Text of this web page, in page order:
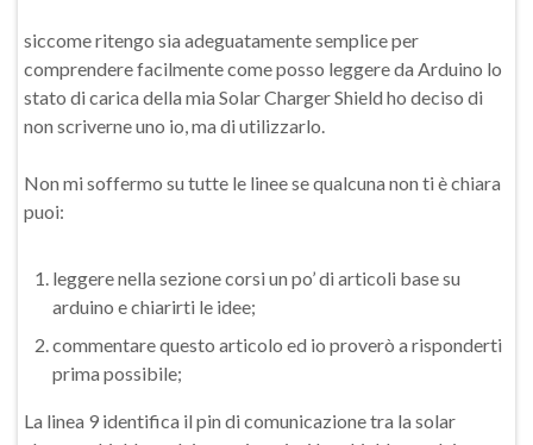
siccome ritengo sia adeguatamente semplice per
comprendere facilmente come posso leggere da Arduino lo
stato di carica della mia Solar Charger Shield ho deciso di
non scriverne uno io, ma di utilizzarlo.
Non mi soffermo su tutte le linee se qualcuna non ti è chiara
puoi:
leggere nella sezione corsi un po’ di articoli base su
arduino e chiarirti le idee;
commentare questo articolo ed io proverò a risponderti
prima possibile;
La linea 9 identifica il pin di comunicazione tra la solar